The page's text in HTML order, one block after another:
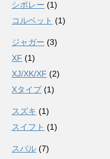
シボレー (1)
コルベット (1)
ジャガー (3)
XF (1)
XJ/XK/XF (2)
Xタイプ(1)
スズキ (1)
スイフト (1)
スバル (7)